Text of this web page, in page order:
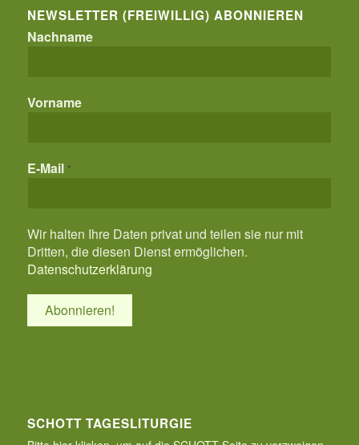
NEWSLETTER (FREIWILLIG) ABONNIEREN
Nachname
Vorname
E-Mail *
Wir halten Ihre Daten privat und teilen sie nur mit
Dritten, die diesen Dienst ermöglichen.
Datenschutzerklärung
SCHOTT TAGESLITURGIE